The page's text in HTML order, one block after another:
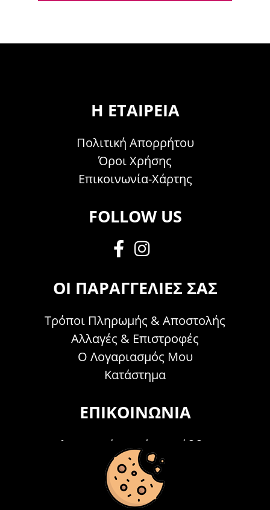
Η ΕΤΑΙΡΕΊΑ
Πολιτική Απορρήτου
Όροι Χρήσης
Επικοινωνία-Χάρτης
FOLLOW US
ΟΙ ΠΑΡΑΓΓΕΛΊΕΣ ΣΑΣ
Τρόποι Πληρωμής & Αποστολής
Αλλαγές & Επιστροφές
Ο Λογαριασμός Μου
Κατάστημα
ΕΠΙΚΟΙΝΩΝΊΑ
Τηλεφωνικά Δευτέρα - Σάββατο
09:00 - 15:00
Τ: 26214 00104
info@acosmetics.gr